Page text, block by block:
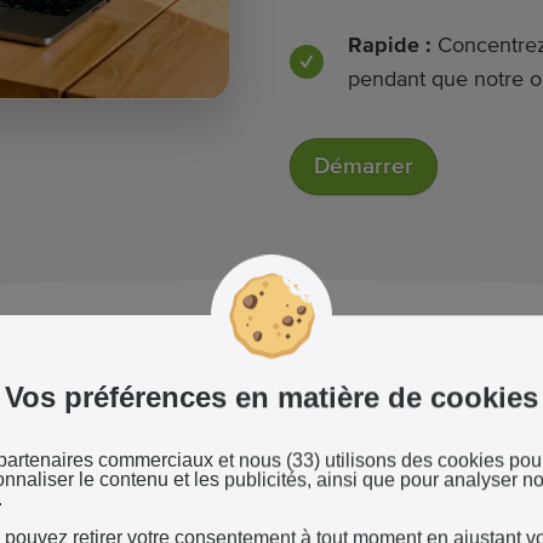
Rapide :
pendant que notre
Démarrer
vous avez besoin pour
Vos préférences en matière de cookies
commerciaux et nous (33) utilisons des cookies
le contenu et les publicités, ainsi que pour analyser
pouvez retirer votre consentement à tout moment en ajustant